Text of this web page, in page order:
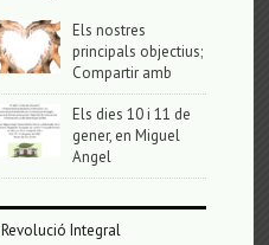
Els nostres
principals objectius;
Compartir amb
Els dies 10 i 11 de
gener, en Miguel
Angel
Revolució Integral